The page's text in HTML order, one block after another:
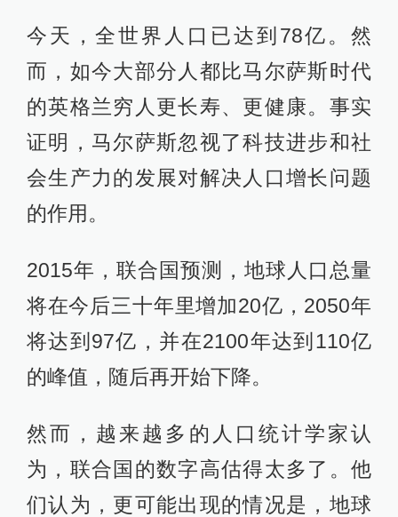
今天，全世界人口已达到78亿。然
而，如今大部分人都比马尔萨斯时代
的英格兰穷人更长寿、更健康。事实
证明，马尔萨斯忽视了科技进步和社
会生产力的发展对解决人口增长问题
的作用。
2015年，联合国预测，地球人口总量
将在今后三十年里增加20亿，2050年
将达到97亿，并在2100年达到110亿
的峰值，随后再开始下降。
然而，越来越多的人口统计学家认
为，联合国的数字高估得太多了。他
们认为，更可能出现的情况是，地球